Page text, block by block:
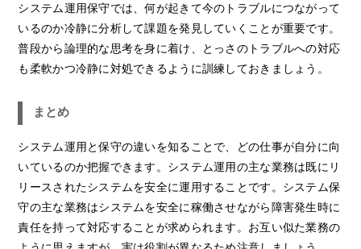
システム運用保守では、何が起きて今のトラブルにつながって
いるのか冷静に分析して課題を発見していくことが重要です。
普段から論理的な思考を身に着け、とっさのトラブルへの対応
も柔軟かつ冷静に対処できるように訓練しておきましょう。
まとめ
システム運用と保守の違いを知ることで、どの仕事が自分に向
いているのか把握できます。システム運用の主な業務は既にリ
リースされたシステムを安全に運用することです。システム保
守の主な業務はシステムを安全に稼働させながら障害発生時に
責任を持って対応することが求められます。お互い似た業務の